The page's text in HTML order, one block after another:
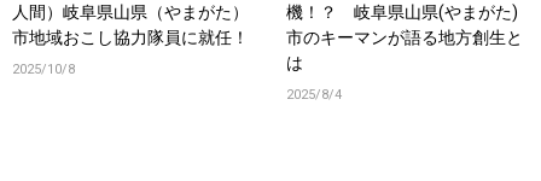
人間）岐阜県山県（やまがた）
市地域おこし協力隊員に就任！
2025/10/8
機！？ 岐阜県山県(やまがた)
市のキーマンが語る地方創生と
は
2025/8/4